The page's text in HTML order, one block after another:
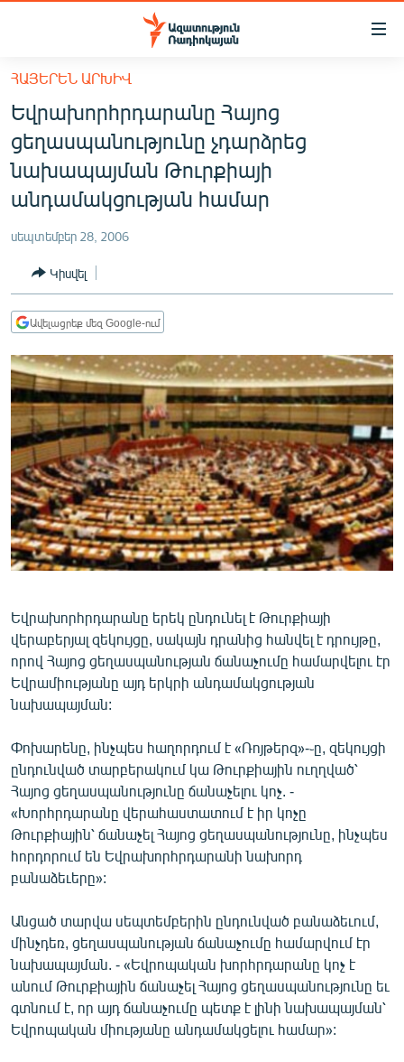
Մատչելիության
հիմնական
բովանդակությանը
Անցնել
հիմնական
մենյուին
Որոնում
ՀԱՅԱՍՏԱՆ
ՔԱՂԱՔԱԿԱՆ
ԸՆՏՐՈՒԹՅՈՒՆՆԵՐ 2026
ՏՆՏԵՍՈՒԹՅՈՒՆ
ՂԱՐԱԲԱՂ
ՊԱՏԵՐԱԶՄԻ 6 ՇԱԲԱԹՆԵՐԸ
ՏԱՐԱԾԱՇՐՋԱՆ
ՄԻՋԱԶԳԱՅԻՆ
ՄՇԱԿՈՒՅԹ
ՍՊՈՐՏ
ՄԵԿՆԱԲԱՆՈՒԹՅՈՒՆ
ՏՏ ԵՒ ԻՆՏԵՐՆԵՏ
ԱՐԽԻՎ
ՏԵՍԱՆՅՈՒԹԵՐ
ԲԱՆԱՎԵՃ
ՁԳՏԵԼՈՎ ԼԱՎԱԳՈՒՅՆԻՆ
ՓՈԴՔԱՍԹ
Հայերեն
English
Русский
«Ազատության» բոլոր կայքերը
ՀԱՅԵՐԵՆ ԱՐԽԻՎ
Եվրախորհրդարանը Հայոց
ցեղասպանությունը չդարձրեց
նախապայման Թուրքիայի
անդամակցության համար
սեպտեմբեր 28, 2006
Կիսվել
Ավելացրեք մեզ Google-ում
Եվրախորհրդարանը երեկ ընդունել է Թուրքիայի
վերաբերյալ զեկույցը, սակայն դրանից հանվել է դրույթը,
որով Հայոց ցեղասպանության ճանաչումը համարվելու էր
Եվրամիությանը այդ երկրի անդամակցության
նախապայման:
Փոխարենը, ինչպես հաղորդում է «Ռոյթերզ»-֊ը, զեկույցի
ընդունված տարբերակում կա Թուրքիային ուղղված՝
Հայոց ցեղասպանությունը ճանաչելու կոչ. -
«Խորհրդարանը վերահաստատում է իր կոչը
Թուրքիային՝ ճանաչել Հայոց ցեղասպանությունը, ինչպես
հորդորում են Եվրախորհրդարանի նախորդ
բանաձեւերը»:
Անցած տարվա սեպտեմբերին ընդունված բանաձեւում,
մինչդեռ, ցեղասպանության ճանաչումը համարվում էր
նախապայման. - «Եվրոպական խորհրդարանը կոչ է
անում Թուրքիային ճանաչել Հայոց ցեղասպանությունը եւ
գտնում է, որ այդ ճանաչումը պետք է լինի նախապայման՝
Եվրոպական միությանը անդամակցելու համար»: